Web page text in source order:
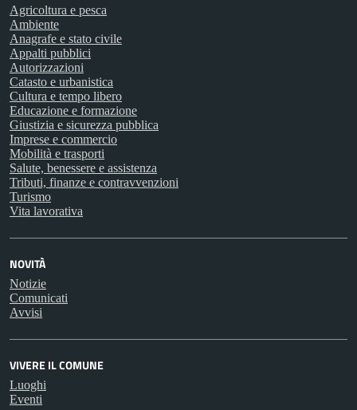
Agricoltura e pesca
Ambiente
Anagrafe e stato civile
Appalti pubblici
Autorizzazioni
Catasto e urbanistica
Cultura e tempo libero
Educazione e formazione
Giustizia e sicurezza pubblica
Imprese e commercio
Mobilità e trasporti
Salute, benessere e assistenza
Tributi, finanze e contravvenzioni
Turismo
Vita lavorativa
NOVITÀ
Notizie
Comunicati
Avvisi
VIVERE IL COMUNE
Luoghi
Eventi